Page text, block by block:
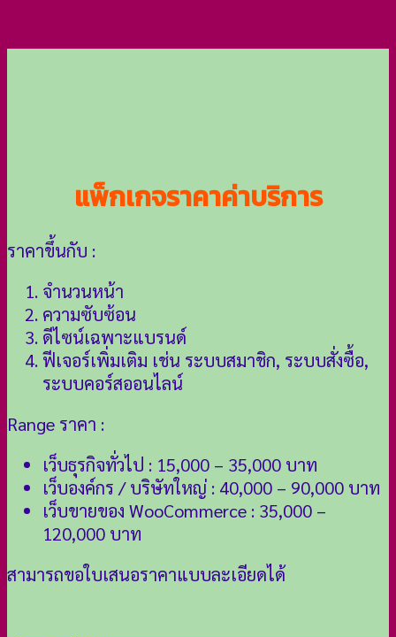
แพ็กเกจราคาค่าบริการ
ราคาขึ้นกับ :
จำนวนหน้า
ความซับซ้อน
ดีไซน์เฉพาะแบรนด์
ฟีเจอร์เพิ่มเติม เช่น ระบบสมาชิก, ระบบสั่งซื้อ,
ระบบคอร์สออนไลน์
Range ราคา :
เว็บธุรกิจทั่วไป : 15,000 – 35,000 บาท
เว็บองค์กร / บริษัทใหญ่ : 40,000 – 90,000 บาท
เว็บขายของ WooCommerce : 35,000 –
120,000 บาท
สามารถขอใบเสนอราคาแบบละเอียดได้